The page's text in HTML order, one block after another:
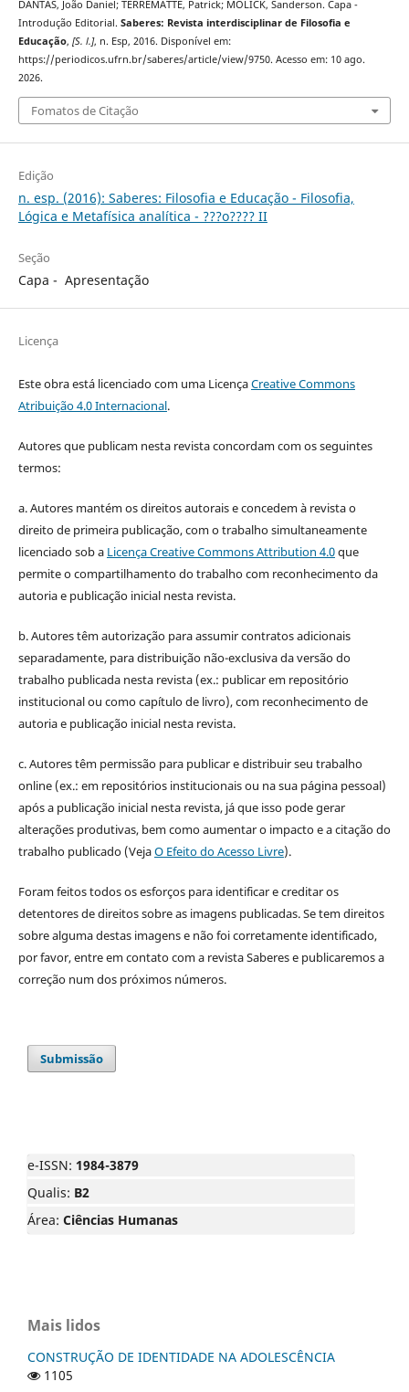
DANTAS, João Daniel; TERREMATTE, Patrick; MOLICK, Sanderson. Capa -
Introdução Editorial. Saberes: Revista interdisciplinar de Filosofia e
Educação, [S. l.], n. Esp, 2016. Disponível em:
https://periodicos.ufrn.br/saberes/article/view/9750. Acesso em: 10 ago.
2026.
Fomatos de Citação
Edição
n. esp. (2016): Saberes: Filosofia e Educação - Filosofia,
Lógica e Metafísica analítica - ???o???? II
Seção
Capa - Apresentação
Licença
Este obra está licenciado com uma LicençaCreative Commons
Atribuição 4.0 Internacional.
Autores que publicam nesta revista concordam com os seguintes
termos:
a. Autores mantém os direitos autorais e concedem à revista o
direito de primeira publicação, com o trabalho simultaneamente
licenciado sob a Licença Creative Commons Attribution 4.0que
permite o compartilhamento do trabalho com reconhecimento da
autoria e publicação inicial nesta revista.
b. Autores têm autorização para assumir contratos adicionais
separadamente, para distribuição não-exclusiva da versão do
trabalho publicada nesta revista (ex.: publicar em repositório
institucional ou como capítulo de livro), com reconhecimento de
autoria e publicação inicial nesta revista.
c. Autores têm permissão para publicar e distribuir seu trabalho
online (ex.: em repositórios institucionais ou na sua página pessoal)
após a publicação inicial nesta revista, já que isso pode gerar
alterações produtivas, bem como aumentar o impacto e a citação do
trabalho publicado (VejaO Efeito do Acesso Livre).
Foram feitos todos os esforços para identificar e creditar os
detentores de direitos sobre as imagens publicadas. Se tem direitos
sobre alguma destas imagens e não foi corretamente identificado,
por favor, entre em contato com a revista Saberes e publicaremos a
correção num dos próximos números.
Submissão
e-ISSN: 1984-3879
Qualis: B2
Área: Ciências Humanas
Mais lidos
CONSTRUÇÃO DE IDENTIDADE NA ADOLESCÊNCIA
1105